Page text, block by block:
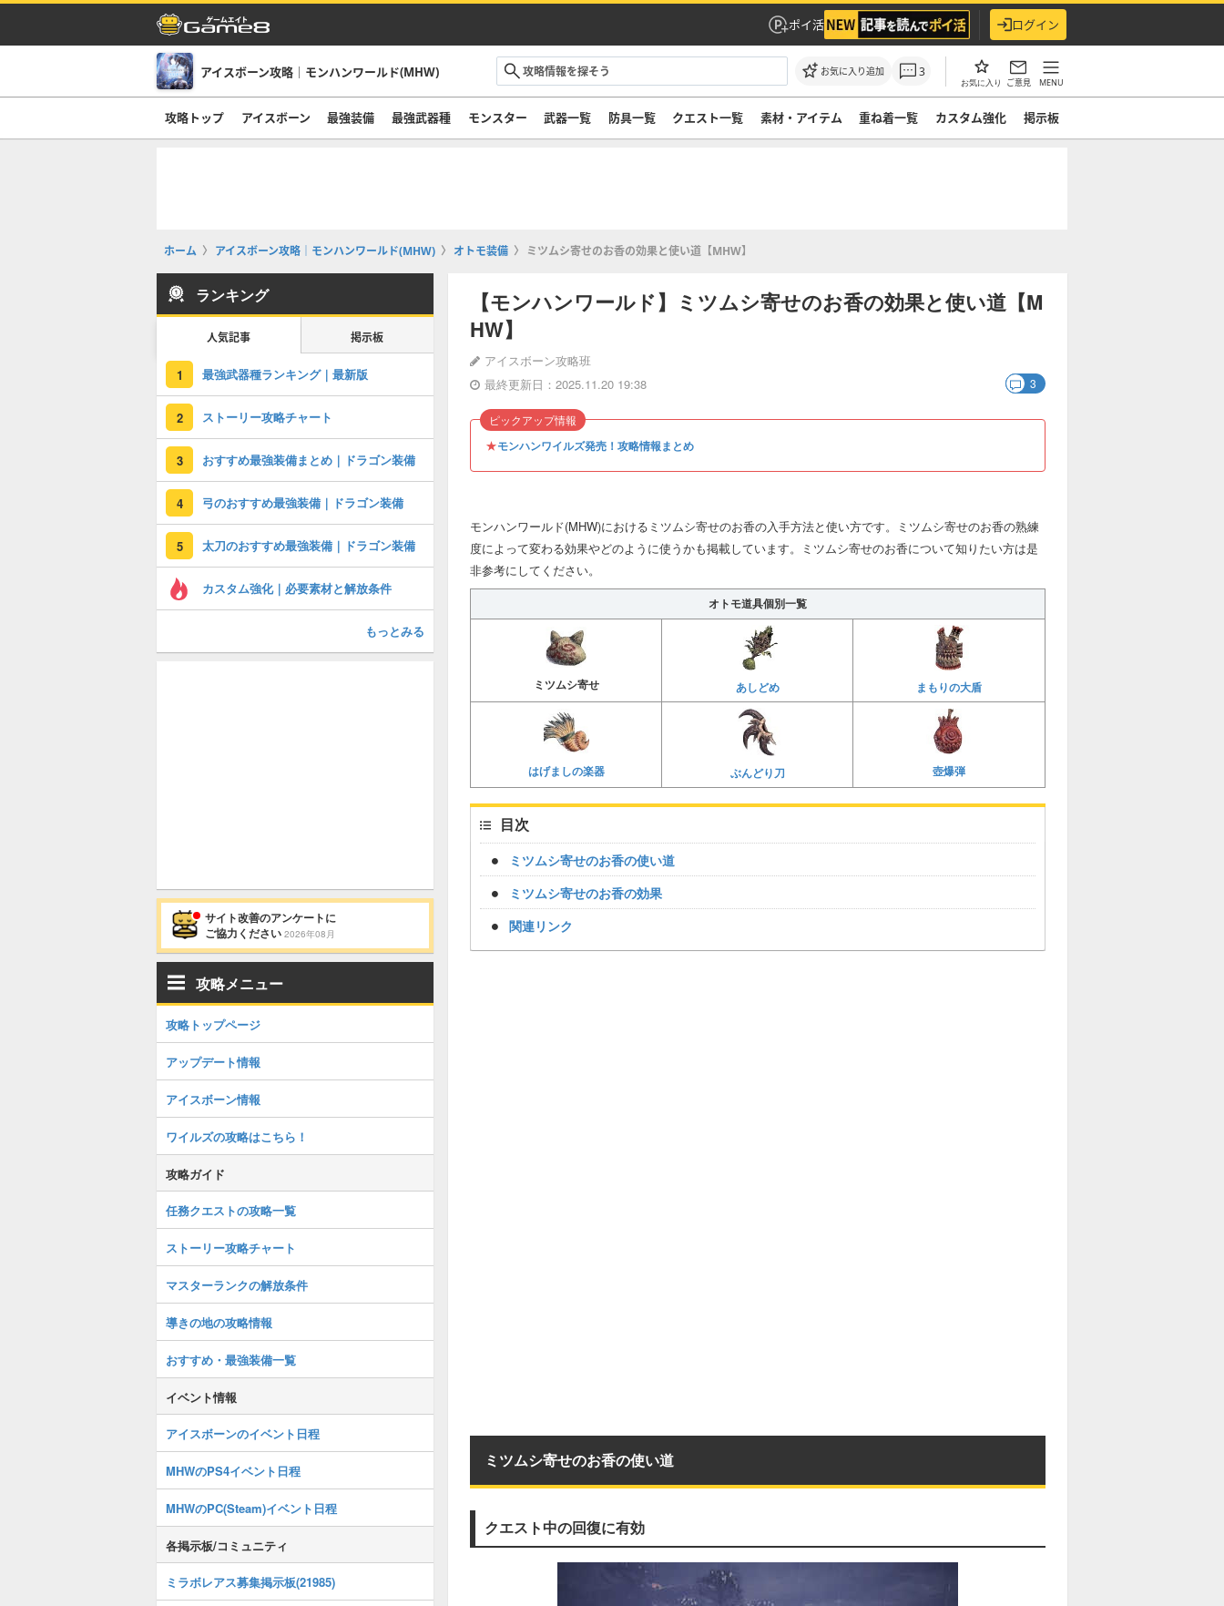
ポイ活 ログイン
アイスボーン攻略｜モンハンワールド(MHW) お気に入り追加 3
お気に入り ご意見 MENU
攻略トップ アイスボーン 最強装備 最強武器種 モンスター 武器一覧 防具一覧 クエスト一覧 素材・アイテム 重ね着一覧 カスタム強化 掲示板
ホーム アイスボーン攻略｜モンハンワールド(MHW) オトモ装備 ミツムシ寄せのお香の効果と使い道【MHW】
【モンハンワールド】ミツムシ寄せのお香の効果と使い道【M
HW】
アイスボーン攻略班
最終更新日：2025.11.20 19:38
3
★モンハンワイルズ発売！攻略情報まとめ
ピックアップ情報
モンハンワールド(MHW)におけるミツムシ寄せのお香の入手方法と使い方です。ミツムシ寄せのお香の熟練
度によって変わる効果やどのように使うかも掲載しています。ミツムシ寄せのお香について知りたい方は是
非参考にしてください。
オトモ道具個別一覧
ミツムシ寄せ あしどめ まもりの大盾
はげましの楽器 ぶんどり刀 壺爆弾
目次
ミツムシ寄せのお香の使い道
ミツムシ寄せのお香の効果
関連リンク
ミツムシ寄せのお香の使い道
クエスト中の回復に有効
ランキング
人気記事 掲示板
1 最強武器種ランキング｜最新版
2 ストーリー攻略チャート
3 おすすめ最強装備まとめ｜ドラゴン装備
4 弓のおすすめ最強装備｜ドラゴン装備
5 太刀のおすすめ最強装備｜ドラゴン装備
カスタム強化｜必要素材と解放条件
もっとみる
サイト改善のアンケートに
ご協力ください 2026年08月
攻略メニュー
攻略トップページ
アップデート情報
アイスボーン情報
ワイルズの攻略はこちら！
攻略ガイド
任務クエストの攻略一覧
ストーリー攻略チャート
マスターランクの解放条件
導きの地の攻略情報
おすすめ・最強装備一覧
イベント情報
アイスボーンのイベント日程
MHWのPS4イベント日程
MHWのPC(Steam)イベント日程
各掲示板/コミュニティ
ミラボレアス募集掲示板(21985)